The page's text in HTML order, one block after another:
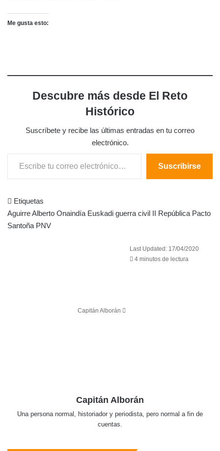
Me gusta esto:
Descubre más desde El Reto
Histórico
Suscríbete y recibe las últimas entradas en tu correo
electrónico.
Escribe tu correo electrónico…
Suscribirse
Etiquetas
AguirreAlberto Onaindía Euskadi guerra civil II República Pacto
Santoña PNV
Capitán Alborán
Send
an
Last Updated: 17/04/2020
4 minutos de lectura
Capitán Alborán
Una persona normal, historiador y periodista, pero normal a fin de
cuentas.